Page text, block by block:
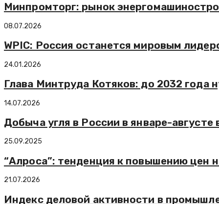
Минпромторг: рынок
08.07.2026
WPIC: Россия останется мировым
24.01.2026
Глава Минтруда Котяков: до 2032 года
14.07.2026
Добыча угля в России в январе-августе
25.09.2025
“Алроса”: тенденция к повышению цен
21.07.2026
Индекс деловой активности в